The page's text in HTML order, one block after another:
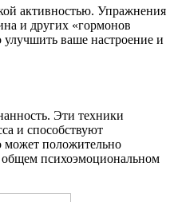
активностью. Упражнения
и других «гормонов
улучшить ваше настроение и
Эти техники
и способствуют
может положительно
общем психоэмоциональном